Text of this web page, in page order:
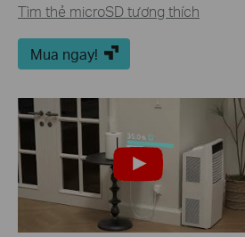
Tìm thẻ microSD tương thích
Mua ngay!